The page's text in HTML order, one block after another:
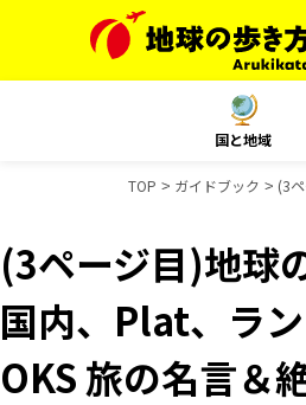
国と地域
TOP ガイドブック (3
(3ページ目)地球
国内、Plat、ラ
OKS 旅の名言＆